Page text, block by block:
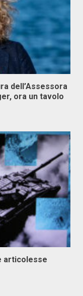
dell’Assessora
ora un tavolo
articolesse